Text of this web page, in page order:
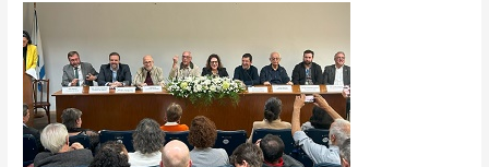
AENFER
presente
nos
90
anos
da
SEAERJ